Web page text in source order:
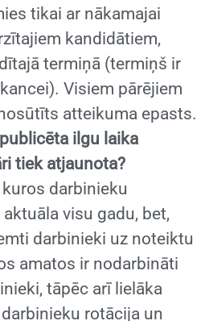
tikai ar nākamajai
kandidātiem,
termiņā (termiņš ir
Visiem pārējiem
atteikuma epasts.
ilgu laika
tiek atjaunota?
darbinieku
visu gadu, bet,
darbinieki uz noteiktu
amatos ir nodarbināti
tāpēc arī lielāka
rotācija un